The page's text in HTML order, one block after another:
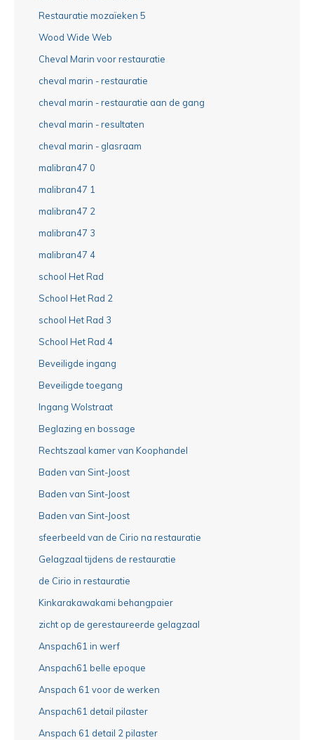
Restauratie mozaïeken 5
Wood Wide Web
Cheval Marin voor restauratie
cheval marin - restauratie
cheval marin - restauratie aan de gang
cheval marin - resultaten
cheval marin - glasraam
malibran47 0
malibran47 1
malibran47 2
malibran47 3
malibran47 4
school Het Rad
School Het Rad 2
school Het Rad 3
School Het Rad 4
Beveiligde ingang
Beveiligde toegang
Ingang Wolstraat
Beglazing en bossage
Rechtszaal kamer van Koophandel
Baden van Sint-Joost
Baden van Sint-Joost
Baden van Sint-Joost
sfeerbeeld van de Cirio na restauratie
Gelagzaal tijdens de restauratie
de Cirio in restauratie
Kinkarakawakami behangpaier
zicht op de gerestaureerde gelagzaal
Anspach61 in werf
Anspach61 belle epoque
Anspach 61 voor de werken
Anspach61 detail pilaster
Anspach 61 detail 2 pilaster